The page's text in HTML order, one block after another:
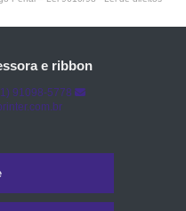
e ribbon
91098-5778